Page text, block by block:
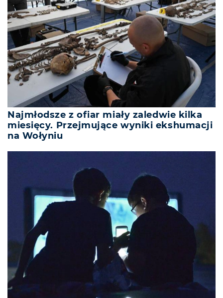
Najmłodsze z ofiar miały zaledwie kilka
miesięcy. Przejmujące wyniki ekshumacji
na Wołyniu